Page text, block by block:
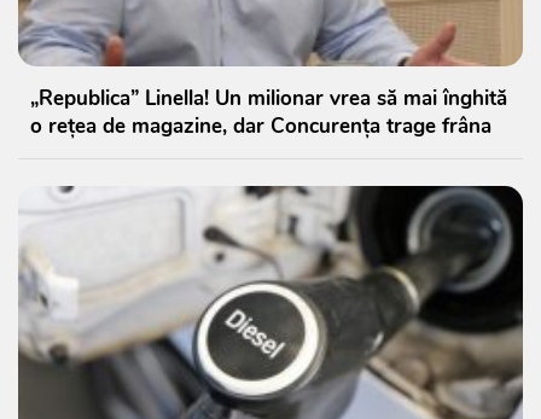
„Republica” Linella! Un milionar vrea să mai înghită
o rețea de magazine, dar Concurența trage frâna